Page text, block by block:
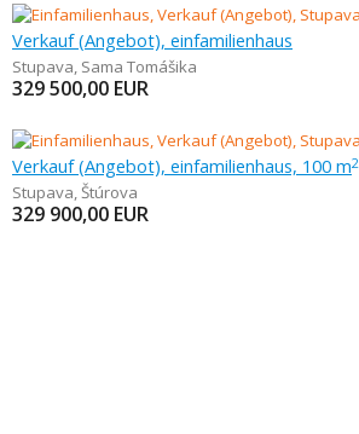
Verkauf (Angebot), einfamilienhaus
Stupava, Sama Tomášika
329 500,00 EUR
Verkauf (Angebot), einfamilienhaus, 100 m2
Stupava,Štúrova
329 900,00 EUR